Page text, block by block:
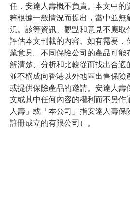
任，安達人壽概不負責。本文中的
粹根據一般情況而提出，當中並無
況。該等資訊、觀點和意見不應取
評估本文刊載的內容。如有需要，
業意見。不同保險公司的產品可能
解清楚、分析和比較從而找出合適
並不構成向香港以外地區出售保險
或提供保險產品的邀請。安達人壽
文或其中任何內容的權利而不另作
人壽」或「本公司」指安達人壽保
註冊成立的有限公司）。